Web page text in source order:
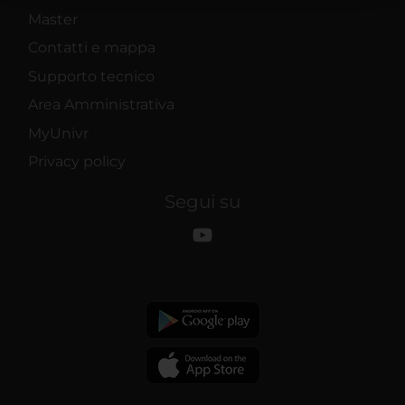
raccolto dal tuo utilizzo dei loro servizi.
Master
Contatti e mappa
Supporto tecnico
Area Amministrativa
MyUnivr
Privacy policy
Segui su